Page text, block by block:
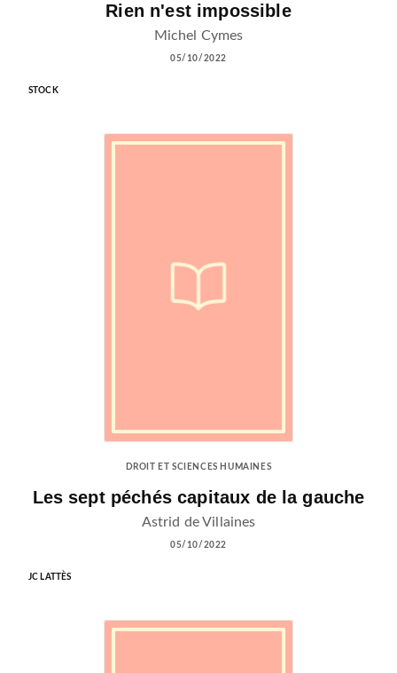
Rien n'est impossible
Michel Cymes
05/10/2022
STOCK
DROIT ET SCIENCES HUMAINES
Les sept péchés capitaux de la gauche
Astrid de Villaines
05/10/2022
JC LATTÈS